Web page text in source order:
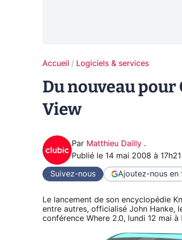
Accueil Logiciels & services
Du nouveau pour
View
Par Matthieu Dailly .
Publié le 14 mai 2008 à 17h21
Suivez-nous Ajoutez-nous en
Le lancement de son encyclopédie
entre autres, officialisé John Hanke,
conférence Where 2.0, lundi 12 mai à